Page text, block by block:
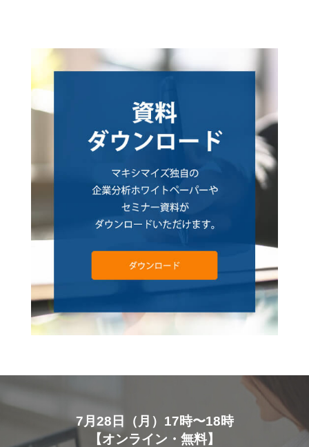
7月28日（月）17時〜18時
【オンライン・無料】